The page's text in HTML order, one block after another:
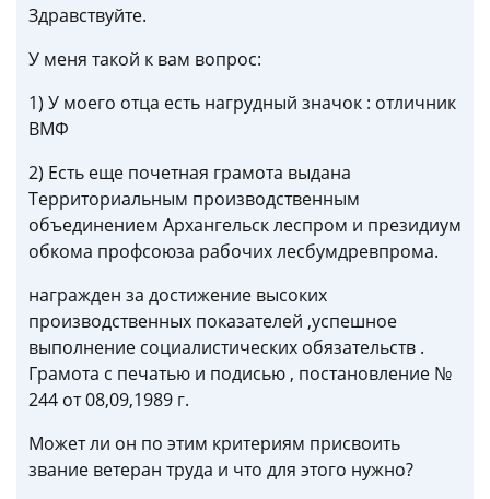
Здравствуйте.
У меня такой к вам вопрос:
1) У моего отца есть нагрудный значок : отличник
ВМФ
2) Есть еще почетная грамота выдана
Территориальным производственным
объединением Архангельск леспром и президиум
обкома профсоюза рабочих лесбумдревпрома.
награжден за достижение высоких
производственных показателей ,успешное
выполнение социалистических обязательств .
Грамота с печатью и подисью , постановление №
244 от 08,09,1989 г.
Может ли он по этим критериям присвоить
звание ветеран труда и что для этого нужно?